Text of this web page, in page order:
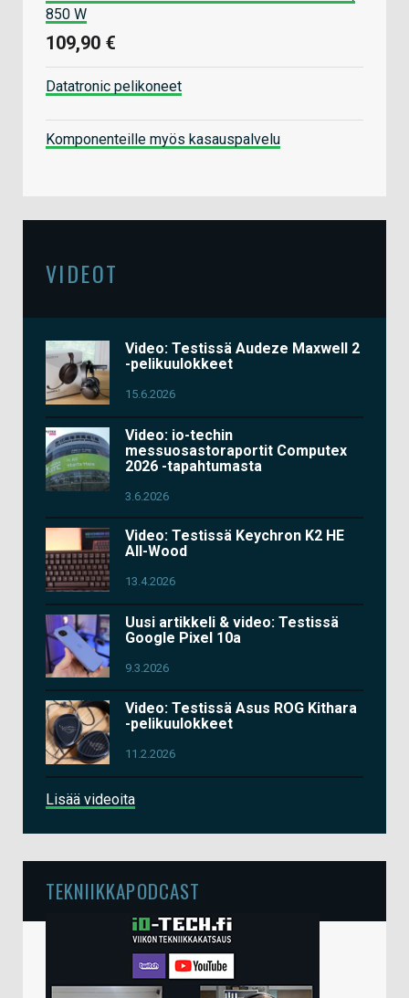
850 W
109,90 €
Datatronic pelikoneet
Komponenteille myös kasauspalvelu
VIDEOT
Video: Testissä Audeze Maxwell 2
-pelikuulokkeet
15.6.2026
Video: io-techin
messuosastoraportit Computex
2026 -tapahtumasta
3.6.2026
Video: Testissä Keychron K2 HE
All-Wood
13.4.2026
Uusi artikkeli & video: Testissä
Google Pixel 10a
9.3.2026
Video: Testissä Asus ROG Kithara
-pelikuulokkeet
11.2.2026
Lisää videoita
TEKNIIKKAPODCAST